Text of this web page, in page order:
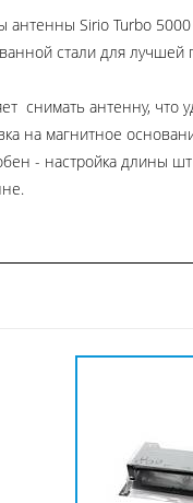
антенны Sirio Turbo
стали для лучшей
снимать антенну, что
на магнитное
- настройка длины